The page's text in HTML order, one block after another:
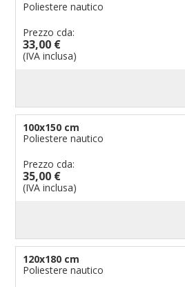
Poliestere nautico
Prezzo cda:
33,00 €
(IVA inclusa)
100x150 cm
Poliestere nautico
Prezzo cda:
35,00 €
(IVA inclusa)
120x180 cm
Poliestere nautico